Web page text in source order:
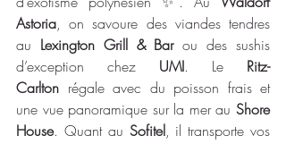
Astoria, on savoure des viandes tendres
au Lexington Grill & Bar ou des sushis
d’exception chez UMI. Le Ritz-
Carlton régale avec du poisson frais et
une vue panoramique sur la mer au Shore
House. Quant au Sofitel, il transporte vos